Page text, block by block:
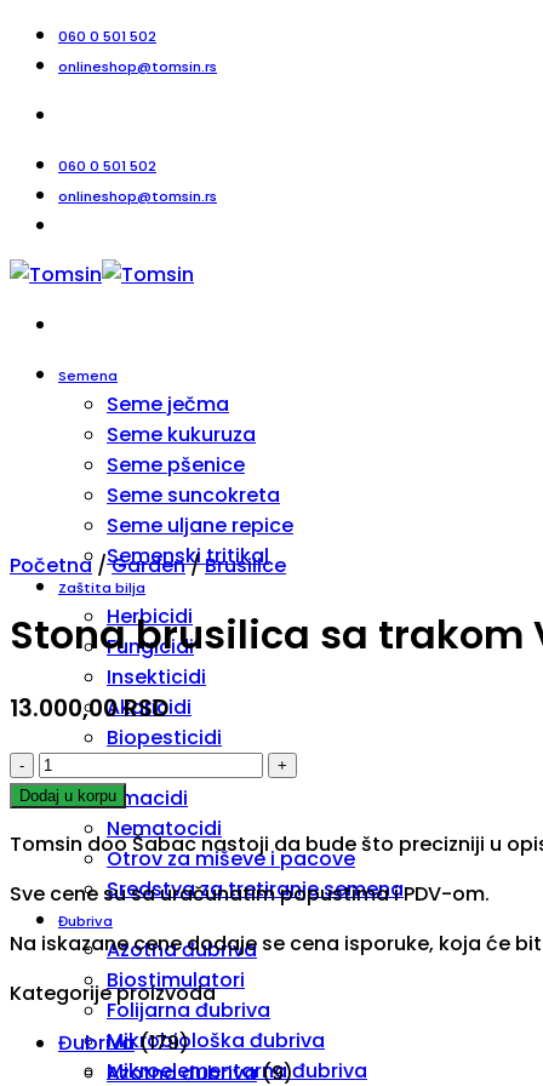
Прескочи060 0 501 502
onlineshop@tomsin.rs
060 0 501 502
onlineshop@tomsin.rs
Semena
Seme ječma
Seme kukuruza
Seme pšenice
Seme suncokreta
Seme uljane repice
Semenski tritikal
Zaštita bilja
Herbicidi
Fungicidi
Insekticidi
Akaricidi
Biopesticidi
Limacidi
Nematocidi
Otrov za miševe i pacove
Sredstva za tretiranje semena
Đubriva
Azotna đubriva
Biostimulatori
Folijarna đubriva
Mikrobiološka đubriva
Mikroelementarna đubriva
Početna / Garden/Brusilice
Stona brusilica sa trakom
13.000,00RSD
Stona
brusilica
trakom
Villager
VLN
375
količina
Dodaj u korpu
Tomsin doo Šabac nastoji da bude što precizniji u
Sve cene su sa uračunatim popustima i PDV-om.
Na iskazane cene dodaje se cena isporuke, koja će
Kategorije proizvoda
Đubriva(179)
Azotna đubriva(9)